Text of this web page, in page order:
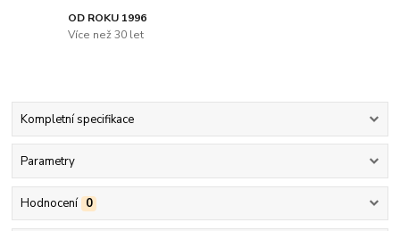
OD ROKU 1996
Více než 30 let
Kompletní specifikace
Parametry
Hodnocení 0